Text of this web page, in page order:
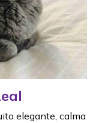
elegante, calma